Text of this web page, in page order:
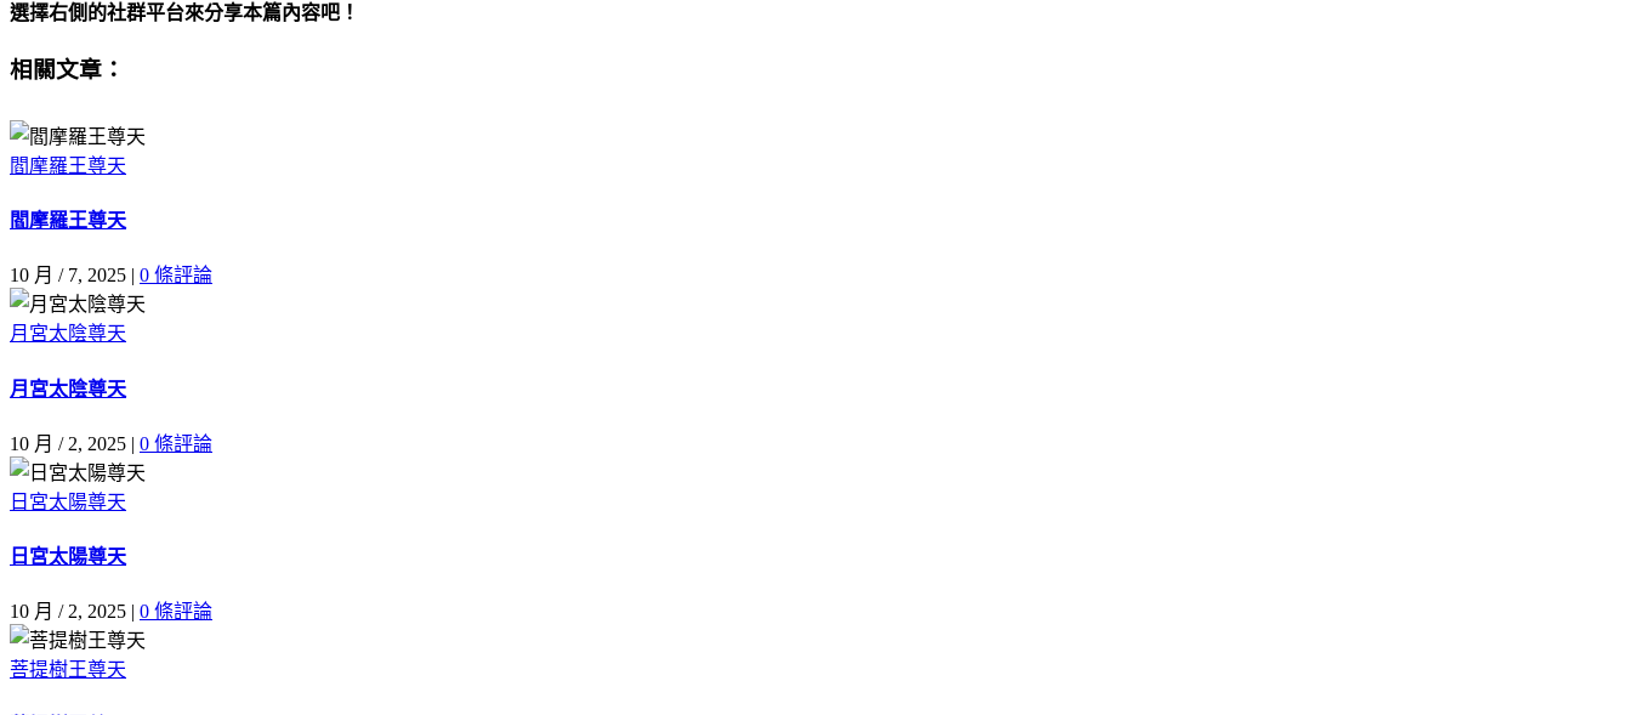
選擇右側的社群平台來分享本篇內容吧！
Facebook
X
Email:
相關文章：
閻摩羅王尊天
閻摩羅王尊天
10 月 / 7, 2025 | 0 條評論
月宮太陰尊天
月宮太陰尊天
10 月 / 2, 2025 | 0 條評論
日宮太陽尊天
日宮太陽尊天
10 月 / 2, 2025 | 0 條評論
菩提樹王尊天